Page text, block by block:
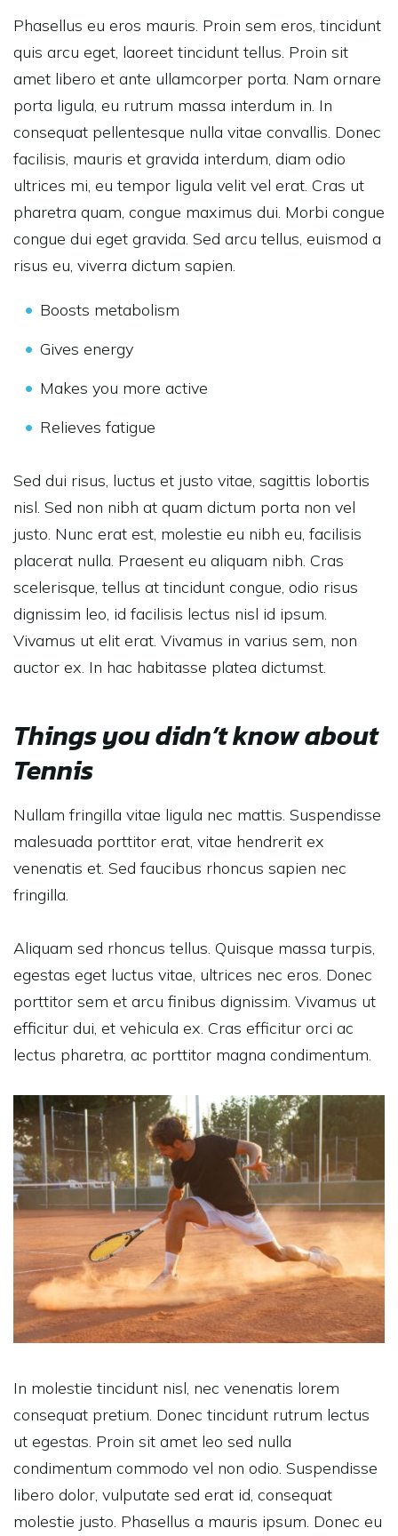
Phasellus eu eros mauris. Proin sem eros, tincidunt
quis arcu eget, laoreet tincidunt tellus. Proin sit
amet libero et ante ullamcorper porta. Nam ornare
porta ligula, eu rutrum massa interdum in. In
consequat pellentesque nulla vitae convallis. Donec
facilisis, mauris et gravida interdum, diam odio
ultrices mi, eu tempor ligula velit vel erat. Cras ut
pharetra quam, congue maximus dui. Morbi congue
congue dui eget gravida. Sed arcu tellus, euismod a
risus eu, viverra dictum sapien.
Boosts metabolism
Gives energy
Makes you more active
Relieves fatigue
Sed dui risus, luctus et justo vitae, sagittis lobortis
nisl. Sed non nibh at quam dictum porta non vel
justo. Nunc erat est, molestie eu nibh eu, facilisis
placerat nulla. Praesent eu aliquam nibh. Cras
scelerisque, tellus at tincidunt congue, odio risus
dignissim leo, id facilisis lectus nisl id ipsum.
Vivamus ut elit erat. Vivamus in varius sem, non
auctor ex. In hac habitasse platea dictumst.
Things you didn’t know about
Tennis
Nullam fringilla vitae ligula nec mattis. Suspendisse
malesuada porttitor erat, vitae hendrerit ex
venenatis et. Sed faucibus rhoncus sapien nec
fringilla.
Aliquam sed rhoncus tellus. Quisque massa turpis,
egestas eget luctus vitae, ultrices nec eros. Donec
porttitor sem et arcu finibus dignissim. Vivamus ut
efficitur dui, et vehicula ex. Cras efficitur orci ac
lectus pharetra, ac porttitor magna condimentum.
In molestie tincidunt nisl, nec venenatis lorem
consequat pretium. Donec tincidunt rutrum lectus
ut egestas. Proin sit amet leo sed nulla
condimentum commodo vel non odio. Suspendisse
libero dolor, vulputate sed erat id, consequat
molestie justo. Phasellus a mauris ipsum. Donec eu